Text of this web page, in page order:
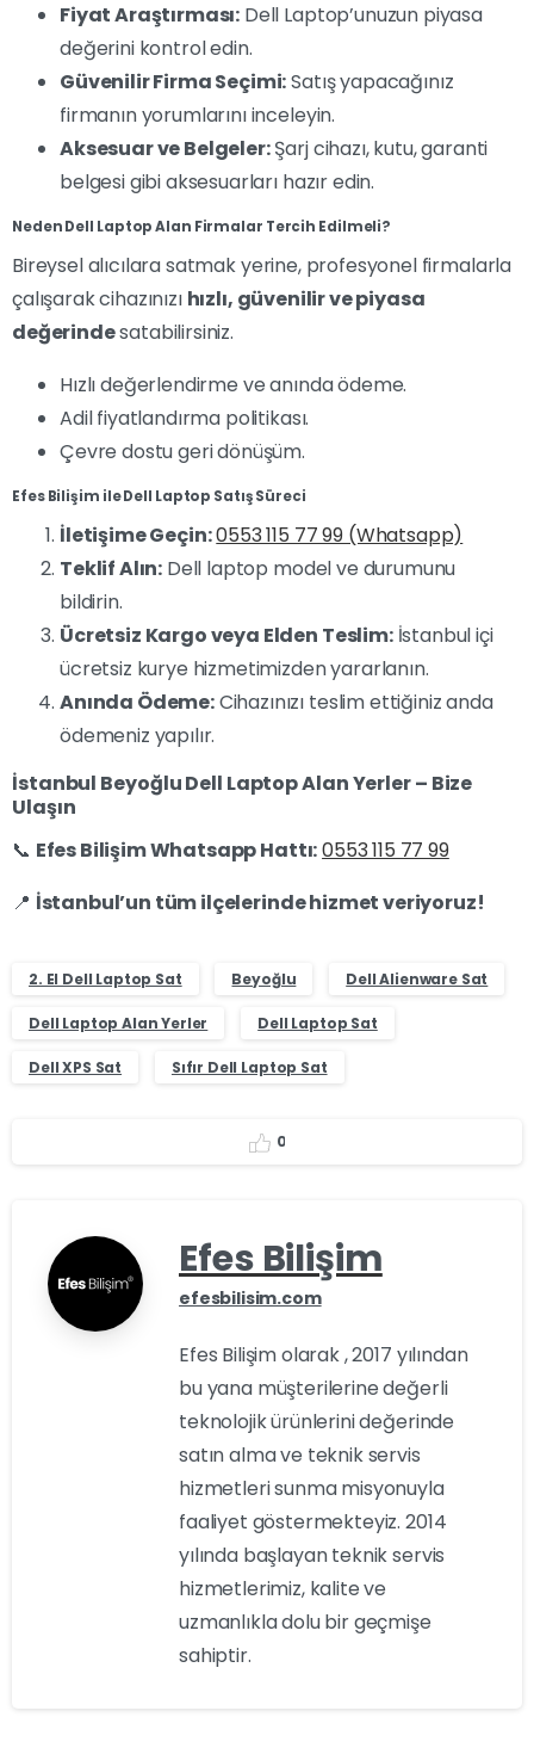
Fiyat Araştırması: Dell Laptop’unuzun piyasa
değerini kontrol edin.
Güvenilir Firma Seçimi:Satış yapacağınız
firmanın yorumlarını inceleyin.
Aksesuar ve Belgeler:Şarj cihazı, kutu, garanti
belgesi gibi aksesuarları hazır edin.
Neden Dell Laptop Alan Firmalar Tercih Edilmeli?
Bireysel alıcılara satmak yerine, profesyonel firmalarla
çalışarak cihazınızı hızlı, güvenilir ve piyasa
değerindesatabilirsiniz.
Hızlı değerlendirme ve anında ödeme.
Adil fiyatlandırma politikası.
Çevre dostu geri dönüşüm.
Efes Bilişim ile Dell Laptop Satış Süreci
İletişime Geçin:0553 115 77 99 (Whatsapp)
Teklif Alın: Dell laptop model ve durumunu
bildirin.
Ücretsiz Kargo veya Elden Teslim:İstanbul içi
ücretsiz kurye hizmetimizden yararlanın.
Anında Ödeme:Cihazınızı teslim ettiğiniz anda
ödemeniz yapılır.
İstanbul Beyoğlu Dell Laptop Alan Yerler – Bize
Ulaşın
📞 Efes Bilişim Whatsapp Hattı:0553 115 77 99
📍 İstanbul’un tüm ilçelerinde hizmet veriyoruz!
2. El Dell Laptop Sat Beyoğlu Dell Alienware Sat
Dell Laptop Alan Yerler Dell Laptop Sat
Dell XPS Sat Sıfır Dell Laptop Sat
0
Efes Bilişim
efesbilisim.com
Efes Bilişim olarak , 2017 yılından
bu yana müşterilerine değerli
teknolojik ürünlerini değerinde
satın alma ve teknik servis
hizmetleri sunma misyonuyla
faaliyet göstermekteyiz. 2014
yılında başlayan teknik servis
hizmetlerimiz, kalite ve
uzmanlıkla dolu bir geçmişe
sahiptir.